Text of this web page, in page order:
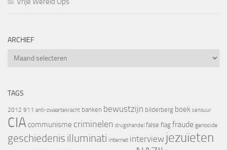
ARCHIEF
Archief
TAGS
2012 911 anti-zwaartekracht banken bewustzijn bilderberg boek censuur
CIA communisme criminelen drugshandel false flag fraude genocide
geschiedenis illuminati internet interview jezuïeten